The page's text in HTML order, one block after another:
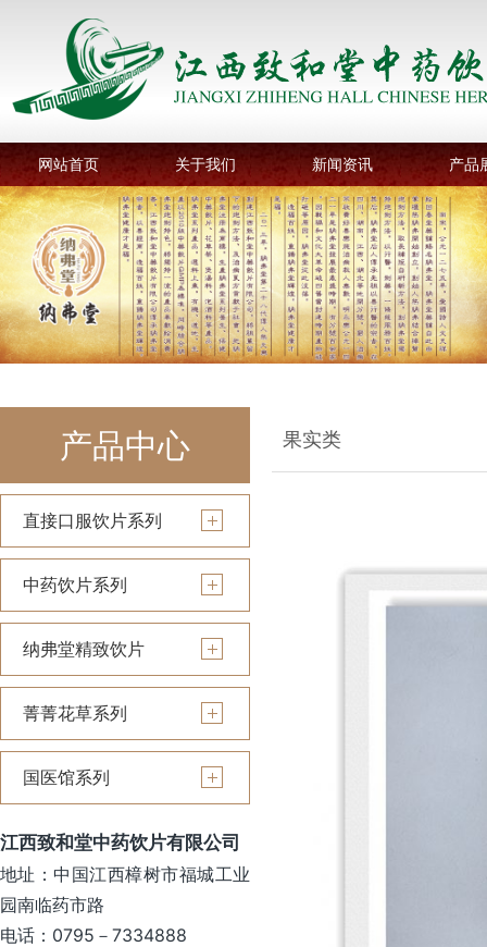
网站首页 关于我们 新闻资讯 产品
产品中心
直接口服饮片系列
中药饮片系列
纳弗堂精致饮片
菁菁花草系列
国医馆系列
江西致和堂中药饮片有限公司
地址：中国江西樟树市福城工业
园南临药市路
电话：0795－7334888
果实类